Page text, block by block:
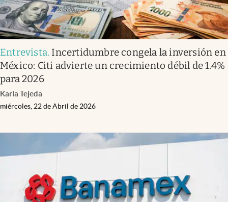
Entrevista. Incertidumbre congela la inversión en
México: Citi advierte un crecimiento débil de 1.4%
para 2026
Karla Tejeda
miércoles, 22 de Abril de 2026